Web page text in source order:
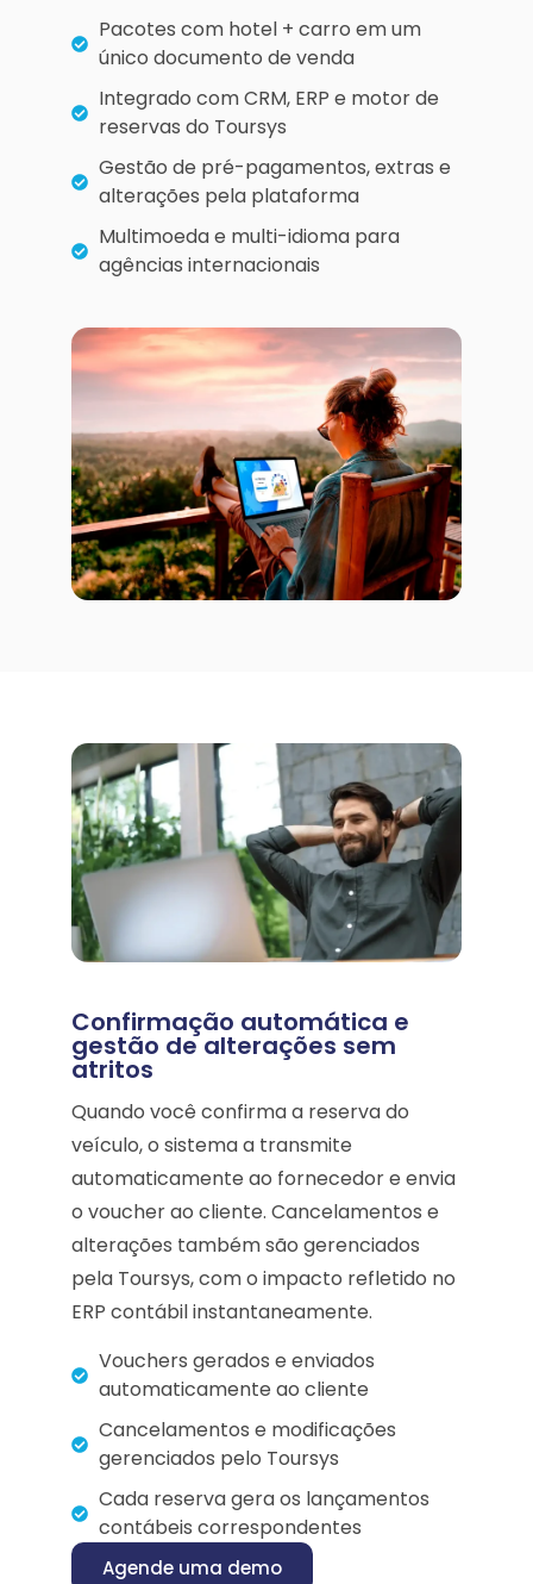
Pacotes com hotel + carro em um
único documento de venda
Integrado com CRM, ERP e motor de
reservas do Toursys
Gestão de pré-pagamentos, extras e
alterações pela plataforma
Multimoeda e multi-idioma para
agências internacionais
Confirmação automática e
gestão de alterações sem
atritos
Quando você confirma a reserva do
veículo, o sistema a transmite
automaticamente ao fornecedor e envia
o voucher ao cliente. Cancelamentos e
alterações também são gerenciados
pela Toursys, com o impacto refletido no
ERP contábil instantaneamente.
Vouchers gerados e enviados
automaticamente ao cliente
Cancelamentos e modificações
gerenciados pelo Toursys
Cada reserva gera os lançamentos
contábeis correspondentes
Agende uma demo